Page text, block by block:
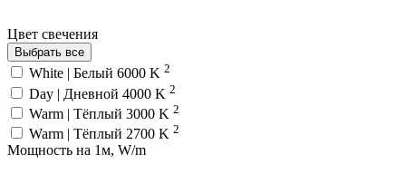
Цвет свечения
Выбрать все
White | Белый 6000 K 2
Day | Дневной 4000 K 2
Warm | Тёплый 3000 K 2
Warm | Тёплый 2700 K 2
Мощность на 1м, W/m